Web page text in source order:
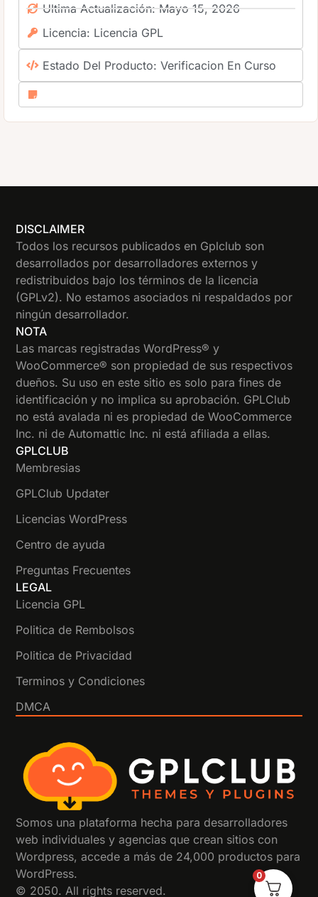
Ultima Actualización: Mayo 15, 2026
Licencia: Licencia GPL
Estado Del Producto: Verificacion En Curso
DISCLAIMER
Todos los recursos publicados en Gplclub son
desarrollados por desarrolladores externos y
redistribuidos bajo los términos de la licencia
(GPLv2). No estamos asociados ni respaldados por
ningún desarrollador.
NOTA
Las marcas registradas WordPress® y
WooCommerce® son propiedad de sus respectivos
dueños. Su uso en este sitio es solo para fines de
identificación y no implica su aprobación. GPLClub
no está avalada ni es propiedad de WooCommerce
Inc. ni de Automattic Inc. ni está afiliada a ellas.
GPLCLUB
Membresias
GPLClub Updater
Licencias WordPress
Centro de ayuda
Preguntas Frecuentes
LEGAL
Licencia GPL
Politica de Rembolsos
Politica de Privacidad
Terminos y Condiciones
DMCA
Somos una plataforma hecha para desarrolladores
web individuales y agencias que crean sitios con
Wordpress, accede a más de 24,000 productos para
WordPress.
© 2050. All rights reserved.
0